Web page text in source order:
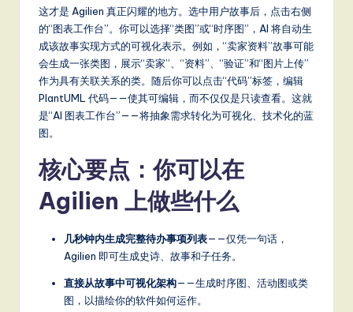
这才是 Agilien 真正闪耀的地方。选中用户故事后，点击右侧
的“图表工作台”。你可以选择“类图”或“时序图”，AI 将自动生
成该故事实现方式的可视化表示。例如，“卖家资料”故事可能
会生成一张类图，展示“卖家”、“资料”、“验证”和“图片上传”
作为具有关联关系的类。随后你可以点击“代码”标签，编辑
PlantUML 代码——使其可编辑，而不仅仅是只读查看。这就
是“AI 图表工作台”——将抽象需求转化为可视化、技术化的蓝
图。
核心要点：你可以在
Agilien 上做些什么
几秒钟内生成完整待办事项列表——仅凭一句话，
Agilien 即可生成史诗、故事和子任务。
直接从故事中可视化架构——生成时序图、活动图或类
图，以描绘你的软件如何运作。